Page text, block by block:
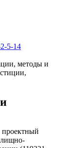
5-14
методы и
проектный